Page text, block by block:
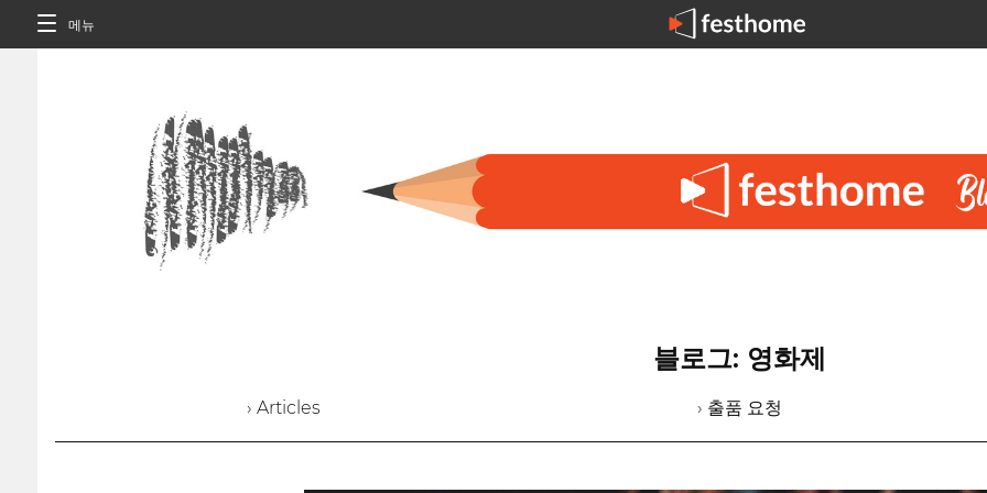
메뉴
블로그: 영화제
› Articles › 출품 요청